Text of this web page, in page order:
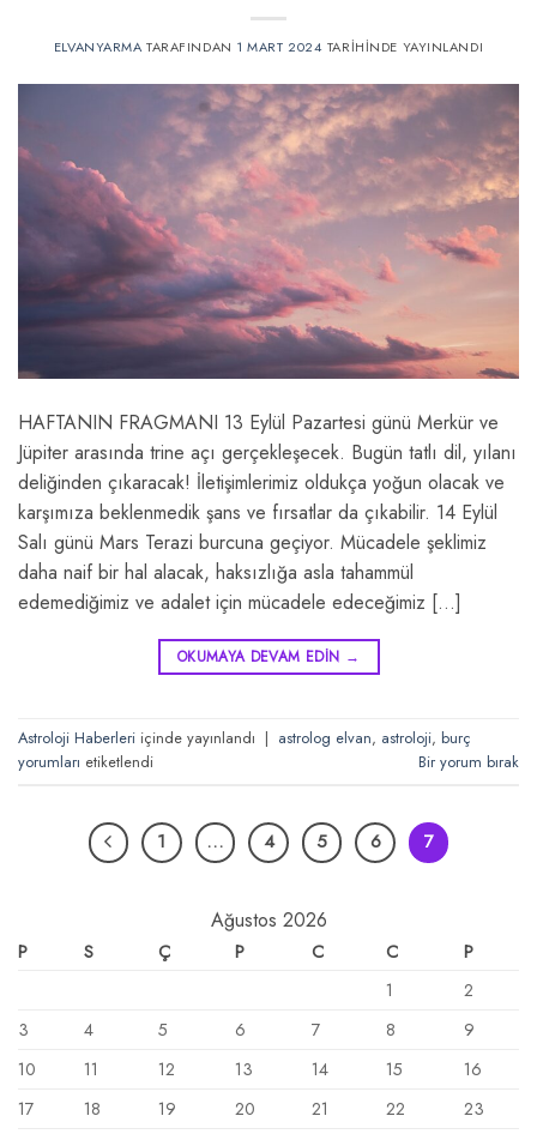
ELVANYARMA TARAFINDAN 1 MART 2024 TARIHINDE YAYINLANDI
HAFTANIN FRAGMANI 13 Eylül Pazartesi günü Merkür ve
Jüpiter arasında trine açı gerçekleşecek. Bugün tatlı dil, yılanı
deliğinden çıkaracak! İletişimlerimiz oldukça yoğun olacak ve
karşımıza beklenmedik şans ve fırsatlar da çıkabilir. 14 Eylül
Salı günü Mars Terazi burcuna geçiyor. Mücadele şeklimiz
daha naif bir hal alacak, haksızlığa asla tahammül
edemediğimiz ve adalet için mücadele edeceğimiz […]
OKUMAYA DEVAM EDIN →
Astroloji Haberleri içinde yayınlandı | astrolog elvan, astroloji, burç
yorumları etiketlendi Bir yorum bırak
1 … 4 5 6 7
Ağustos 2026
P S Ç P C C
P
1
2
3
4 5 6 7 8
9
10
11 12 13 14 15
16
17
18 19 20 21 22
23